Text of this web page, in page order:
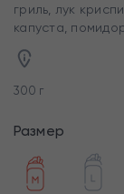
гриль, лук
капуста,
300 г
Размер